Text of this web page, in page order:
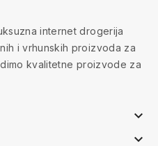
internet drogerija
i vrhunskih proizvoda za
kvalitetne proizvode za
keyboard_arrow_down
keyboard_arrow_down